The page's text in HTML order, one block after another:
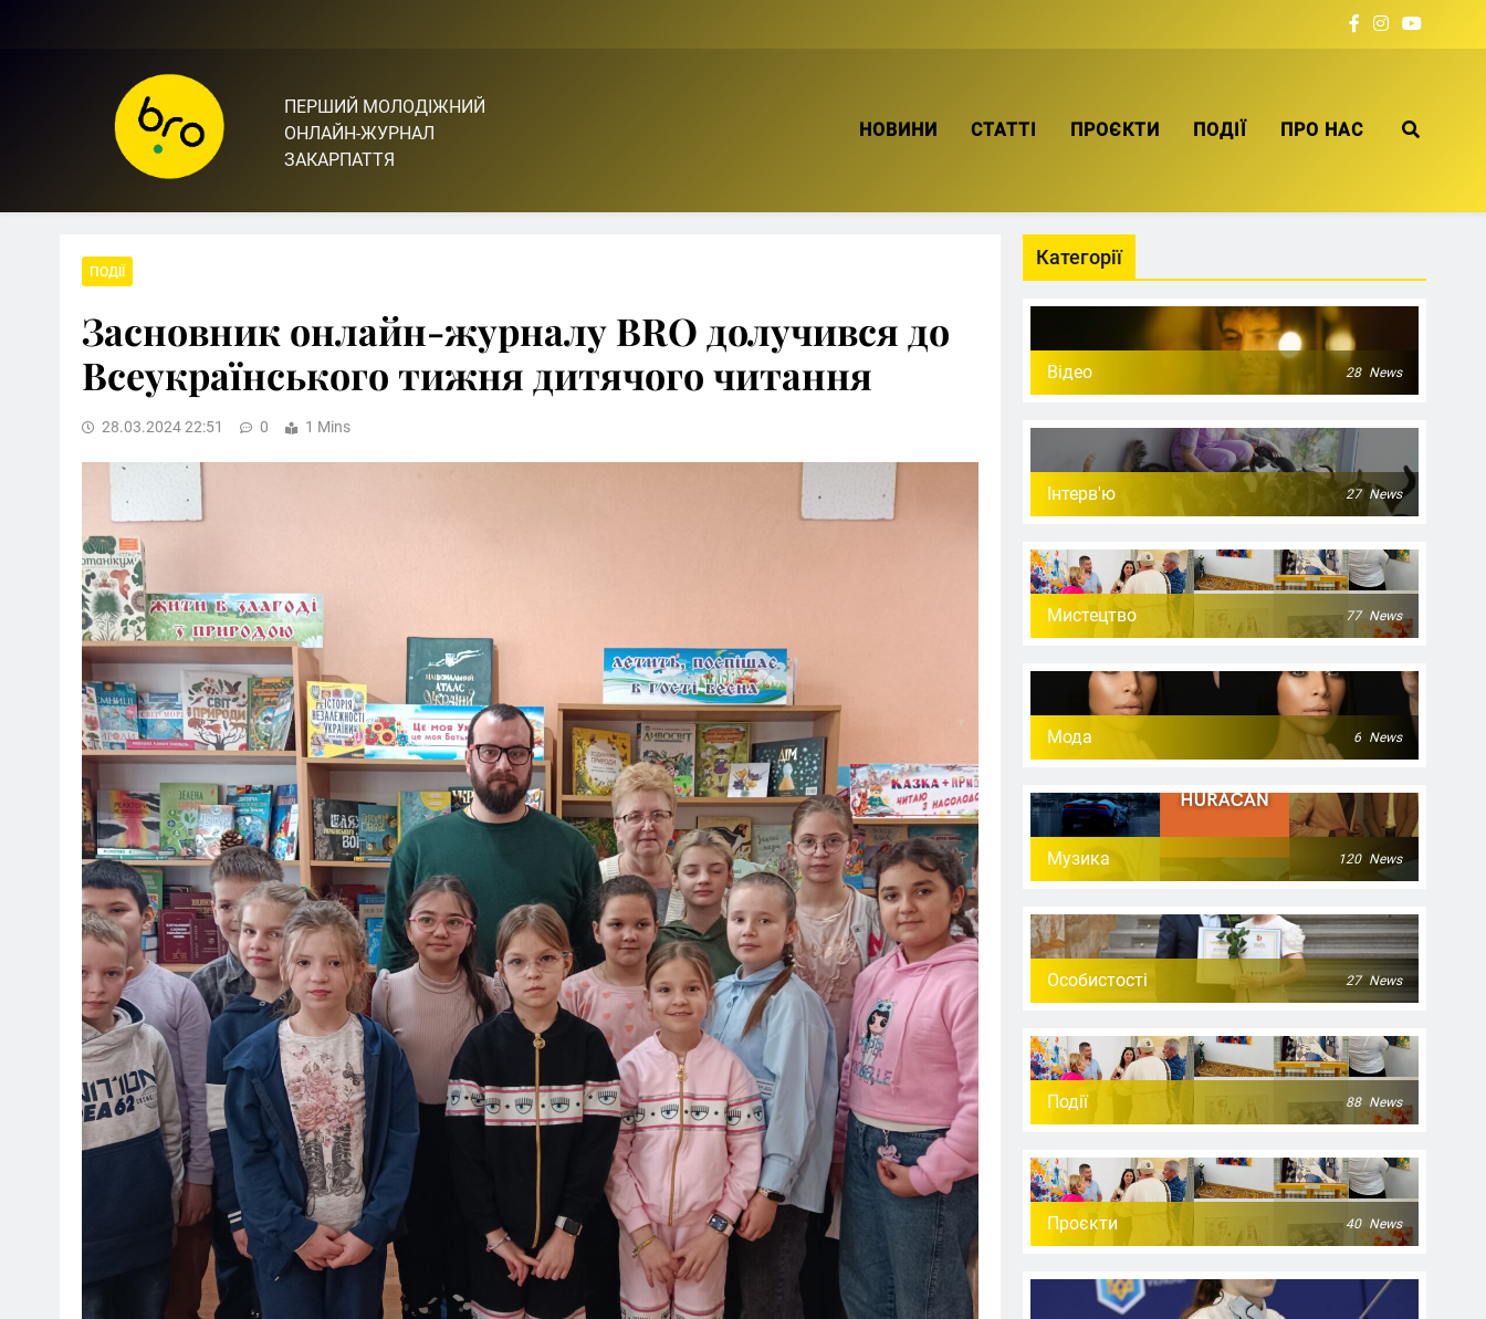
Bro.org.ua | BRO – ЦЕ ТВІЙ БРО
ПЕРШИЙ МОЛОДІЖНИЙ
ОНЛАЙН-ЖУРНАЛ
ЗАКАРПАТТЯ
НОВИНИ СТАТТІ ПРОЄКТИ ПОДІЇ ПРО НАС
ПОДІЇ
Засновник онлайн-журналу BRO долучився до
Всеукраїнського тижня дитячого читання
28.03.2024 22:51 0 1 Mins
Категорії
Відео 28 News
Інтерв'ю 27 News
Мистецтво 77 News
Мода 6 News
Музика 120 News
Особистості 27 News
Події 88 News
Проєкти 40 News